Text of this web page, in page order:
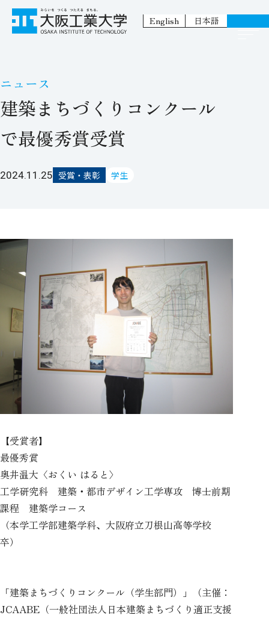
English 日本語
ニュース
建築まちづくりコンクール
で最優秀賞受賞
2024.11.25 受賞・表彰 学生
【受賞者】
最優秀賞
奥井温大〈おくい はると〉
工学研究科 建築・都市デザイン工学専攻 博士前期
課程 建築学コース
（本学工学部建築学科、大阪府立刀根山高等学校
卒）
「建築まちづくりコンクール（学生部門）」（主催：
JCAABE（一般社団法人日本建築まちづくり適正支援